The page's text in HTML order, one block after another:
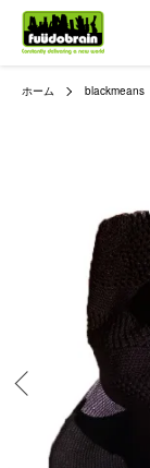
ホーム blackmeans